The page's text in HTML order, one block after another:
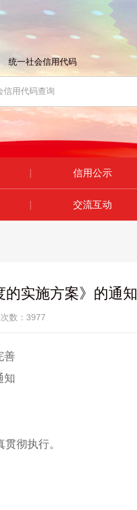
统一社会信用代码
信用公示
交流互动
实施方案》的通知
数：3977
善
知
彻执行。